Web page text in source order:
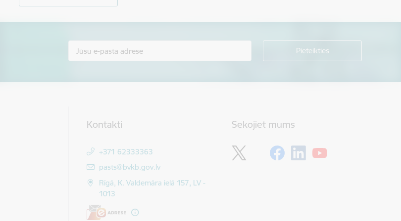
Kontakti
+371 62333363
E-pasts:
pasts@bvkb.gov.lv
Rīgā, K. Valdemāra ielā 157, LV -
1013
Sekojiet mums